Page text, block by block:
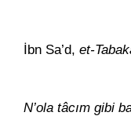
İbn Sa’d, et-
N’ola tâcım gibi